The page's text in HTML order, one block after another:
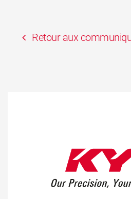
Retour aux